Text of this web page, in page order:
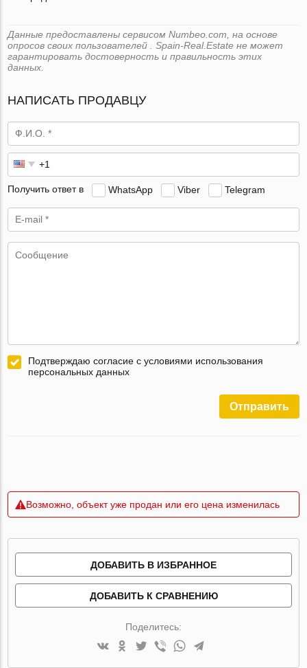
Данные предоставлены сервисом Numbeo.com, на основе
опросов своих пользователей . Spain-Real.Estate не может
гарантировать достоверность и правильность этих
данных.
НАПИСАТЬ ПРОДАВЦУ
Получить ответ в WhatsApp Viber Telegram
Подтверждаю согласие с условиями использования
персональных данных
Отправить
Возможно, объект уже продан или его цена изменилась
ДОБАВИТЬ В ИЗБРАННОЕ
ДОБАВИТЬ К СРАВНЕНИЮ
Поделитесь: